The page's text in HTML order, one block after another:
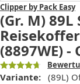
Clipper by Pack Easy
(Gr. M)
(8897WE)
Variante: (89L)